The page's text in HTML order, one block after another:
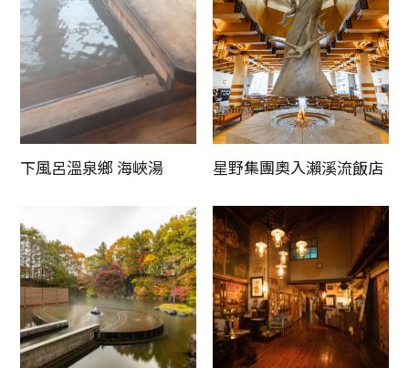
下風呂溫泉鄉 海峽湯 星野集團奧入瀨溪流飯店